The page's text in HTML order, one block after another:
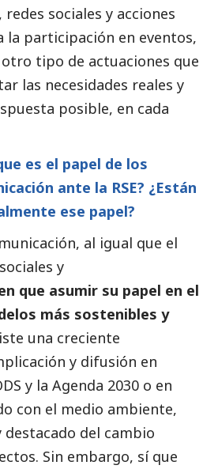
sociales y acciones
la participación en eventos,
otro tipo de actuaciones que
las necesidades reales y
posible, en cada
es el papel de los
ante la RSE? ¿Están
ese papel?
, al igual que el
y
que asumir su papel en el
más sostenibles y
una creciente
y difusión en
y la Agenda 2030 o en
con el medio ambiente,
destacado del cambio
Sin embargo, sí que